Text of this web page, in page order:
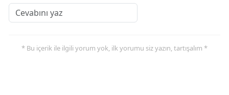
* Bu içerik ile ilgili yorum yok, ilk yorumu siz yazın, tartışalım *